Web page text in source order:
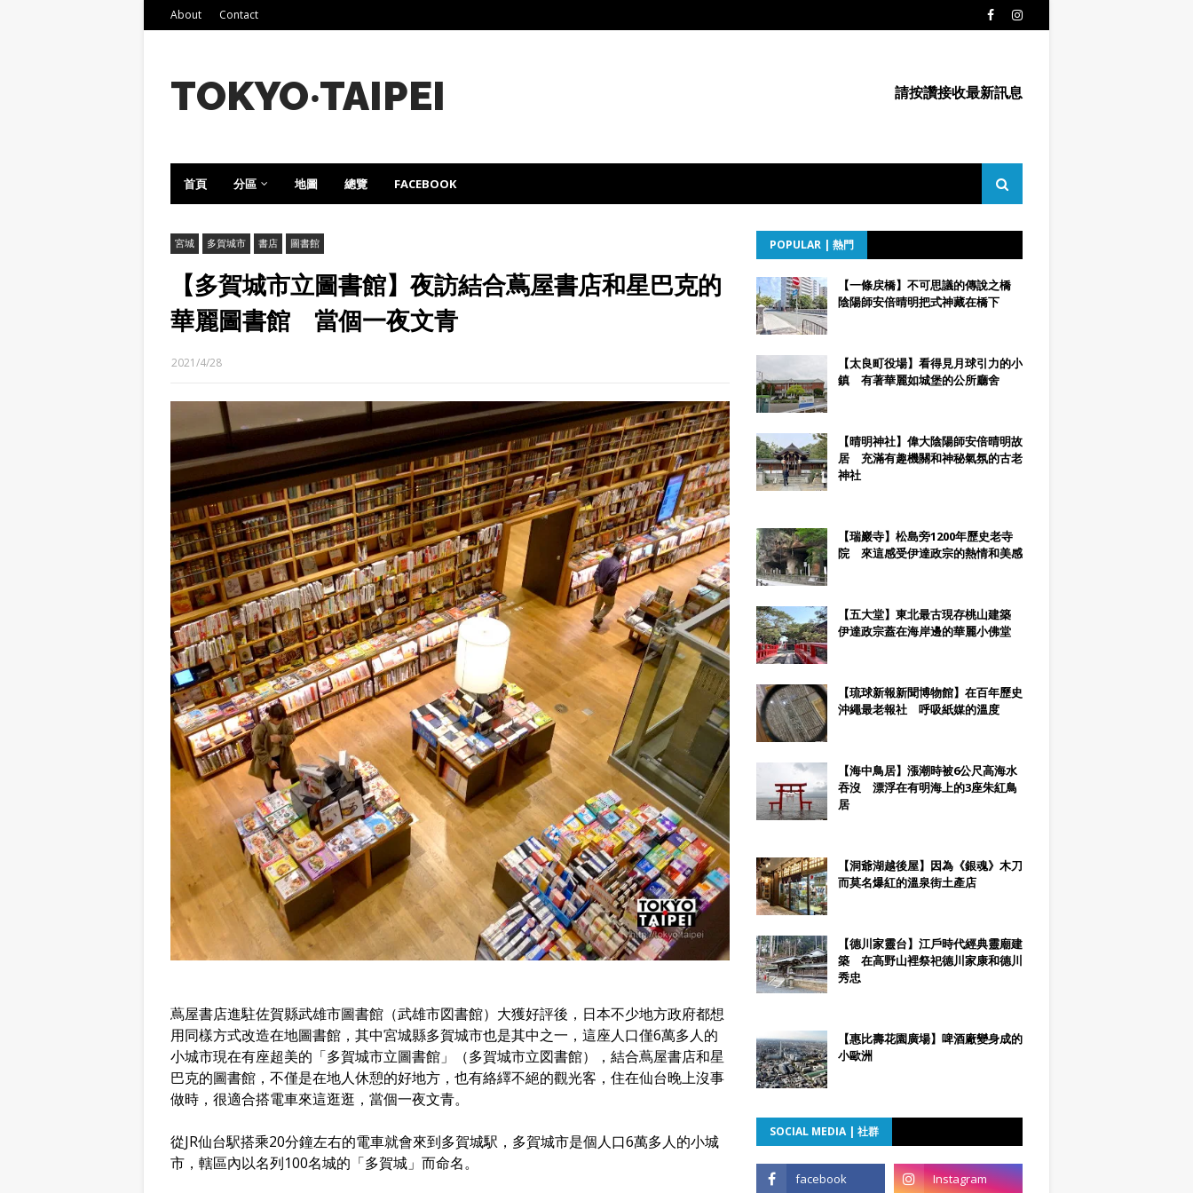
About Contact
TOKYO‧TAIPEI 請按讚接收最新訊息
首頁 分區 地圖 總覽 FACEBOOK
宮城 多賀城市 書店 圖書館
【多賀城市立圖書館】夜訪結合蔦屋書店和星巴克的
華麗圖書館 當個一夜文青
2021/4/28
蔦屋書店進駐佐賀縣武雄市圖書館（武雄市図書館）大獲好評後，日本不少地方政府都想
用同樣方式改造在地圖書館，其中宮城縣多賀城市也是其中之一，這座人口僅6萬多人的
小城市現在有座超美的「多賀城市立圖書館」（多賀城市立図書館），結合蔦屋書店和星
巴克的圖書館，不僅是在地人休憩的好地方，也有絡繹不絕的觀光客，住在仙台晚上沒事
做時，很適合搭電車來這逛逛，當個一夜文青。
從JR仙台駅搭乘20分鐘左右的電車就會來到多賀城駅，多賀城市是個人口6萬多人的小城
市，轄區內以名列100名城的「多賀城」而命名。
POPULAR | 熱門
【一條戻橋】不可思議的傳說之橋
陰陽師安倍晴明把式神藏在橋下
【太良町役場】看得見月球引力的小
鎮 有著華麗如城堡的公所廳舍
【晴明神社】偉大陰陽師安倍晴明故
居 充滿有趣機關和神秘氣氛的古老
神社
【瑞巖寺】松島旁1200年歷史老寺
院 來這感受伊達政宗的熱情和美感
【五大堂】東北最古現存桃山建築
伊達政宗蓋在海岸邊的華麗小佛堂
【琉球新報新聞博物館】在百年歷史
沖繩最老報社 呼吸紙媒的溫度
【海中鳥居】漲潮時被6公尺高海水
吞沒 漂浮在有明海上的3座朱紅鳥
居
【洞爺湖越後屋】因為《銀魂》木刀
而莫名爆紅的溫泉街土產店
【德川家靈台】江戶時代經典靈廟建
築 在高野山裡祭祀德川家康和德川
秀忠
【惠比壽花園廣場】啤酒廠變身成的
小歐洲
SOCIAL MEDIA | 社群